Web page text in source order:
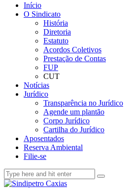
Início
O Sindicato
História
Diretoria
Estatuto
Acordos Coletivos
Prestação de Contas
FUP
CUT
Notícias
Jurídico
Transparência no Jurídico
Agende um plantão
Corpo Jurídico
Cartilha do Jurídico
Aposentados
Reserva Ambiental
Filie-se